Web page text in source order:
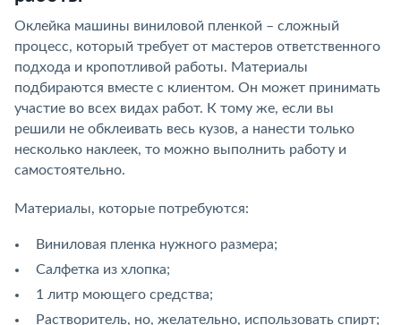
Оклейка машины виниловой пленкой – сложный
процесс, который требует от мастеров ответственного
подхода и кропотливой работы. Материалы
подбираются вместе с клиентом. Он может принимать
участие во всех видах работ. К тому же, если вы
решили не обклеивать весь кузов, а нанести только
несколько наклеек, то можно выполнить работу и
самостоятельно.
Материалы, которые потребуются:
Виниловая пленка нужного размера;
Салфетка из хлопка;
1 литр моющего средства;
Растворитель, но, желательно, использовать спирт;